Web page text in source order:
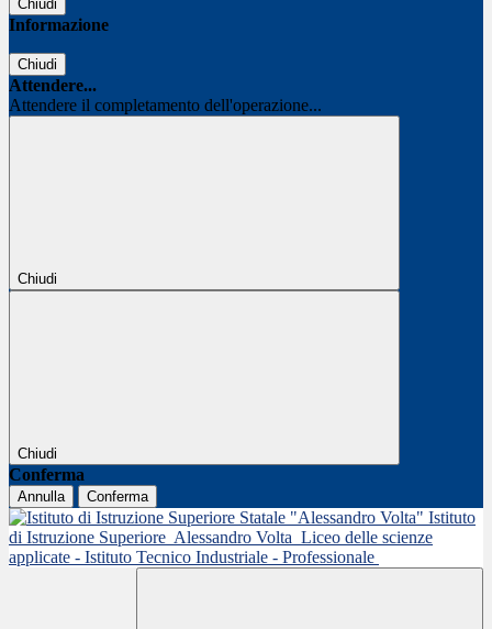
Chiudi
Informazione
Chiudi
Attendere...
Attendere il completamento dell'operazione...
Chiudi
Chiudi
Conferma
Annulla Conferma
Istituto
di Istruzione Superiore Alessandro Volta Liceo delle scienze
applicate - Istituto Tecnico Industriale - Professionale